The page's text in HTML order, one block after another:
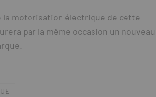
la motorisation électrique de cette
par la même occasion un nouveau